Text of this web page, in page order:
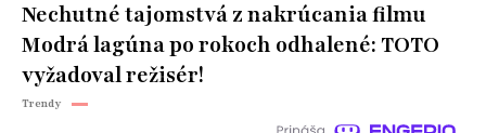
Nechutné tajomstvá z nakrúcania filmu
Modrá lagúna po rokoch odhalené: TOTO
vyžadoval režisér!
Trendy